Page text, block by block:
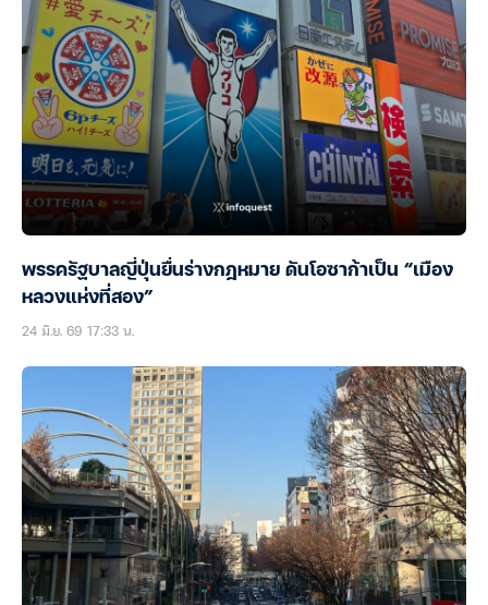
พรรครัฐบาลญี่ปุ่นยื่นร่างกฎหมาย ดันโอซาก้าเป็น “เมือง
หลวงแห่งที่สอง”
24 มิ.ย. 69 17:33 น.